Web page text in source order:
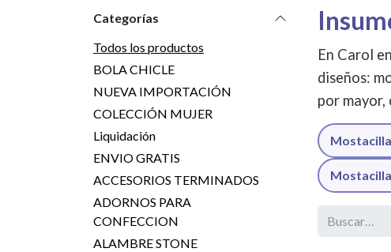
Categorías
Todos los productos
BOLA CHICLE
NUEVA IMPORTACIÓN
COLECCIÓN MUJER
Liquidación
ENVIO GRATIS
ACCESORIOS TERMINADOS
ADORNOS PARA
CONFECCION
ALAMBRE STONE
En Carol
diseños:
por